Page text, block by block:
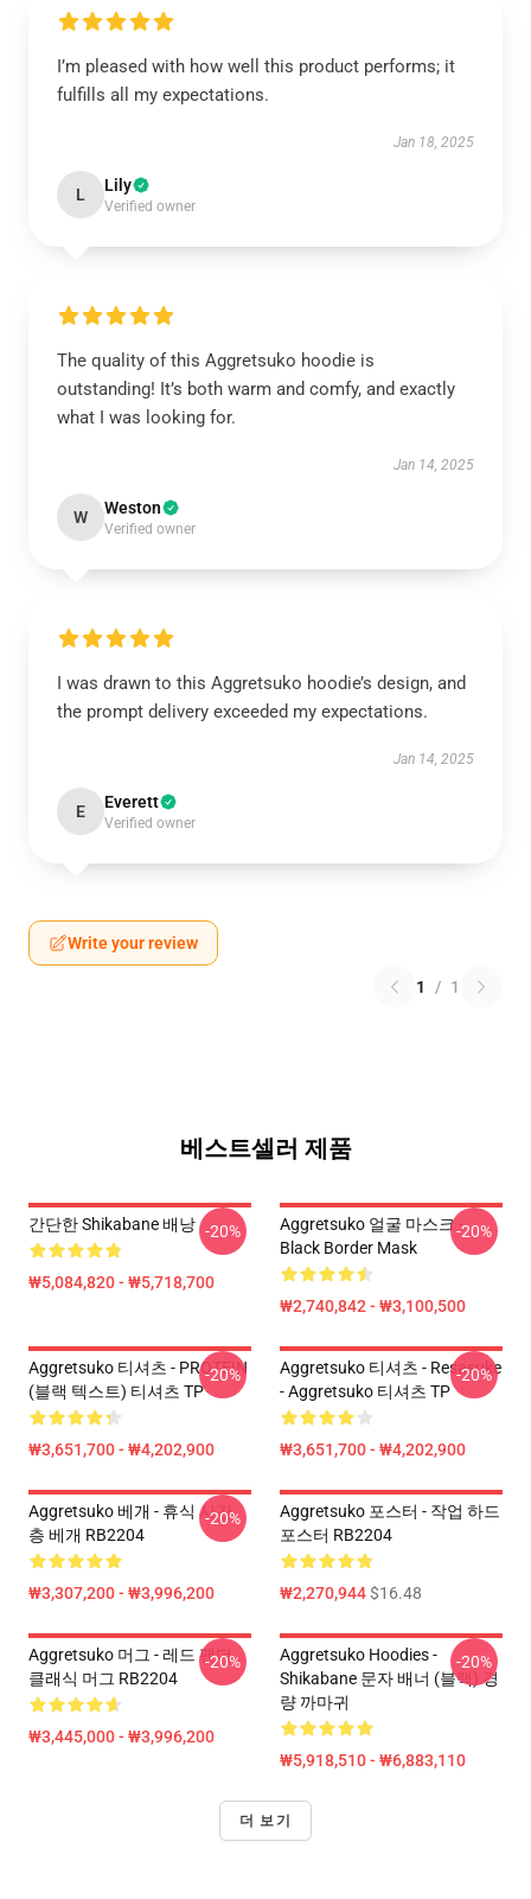
I’m pleased with how well this product performs; it
fulfills all my expectations.
Jan 18, 2025
L Lily
Verified owner
The quality of this Aggretsuko hoodie is
outstanding! It’s both warm and comfy, and exactly
what I was looking for.
Jan 14, 2025
W Weston
Verified owner
I was drawn to this Aggretsuko hoodie’s design, and
the prompt delivery exceeded my expectations.
Jan 14, 2025
E Everett
Verified owner
Write your review
1 / 1
베스트셀러 제품
간단한 Shikabane 배낭
₩5,084,820 - ₩5,718,700
-20%
Aggretsuko 얼굴 마스크 -
Black Border Mask
₩2,740,842 - ₩3,100,500
-20%
Aggretsuko 티셔츠 - PROTEIN
(블랙 텍스트) 티셔츠 TP
₩3,651,700 - ₩4,202,900
-20%
Aggretsuko 티셔츠 - Resasuke
- Aggretsuko 티셔츠 TP
₩3,651,700 - ₩4,202,900
-20%
Aggretsuko 베개 - 휴식 시간
층 베개 RB2204
₩3,307,200 - ₩3,996,200
-20%
Aggretsuko 포스터 - 작업 하드
포스터 RB2204
₩2,270,944$16.48
Aggretsuko 머그 - 레드 팬더
클래식 머그 RB2204
₩3,445,000 - ₩3,996,200
-20%
Aggretsuko Hoodies -
Shikabane 문자 배너 (블랙) 경
량 까마귀
₩5,918,510 - ₩6,883,110
-20%
더 보기